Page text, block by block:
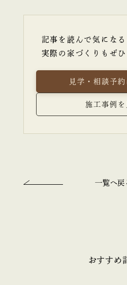
記事を読んで気になる
実際の家づくりもぜひ
見学・相談予約
施工事例を
一覧へ戻
おすすめ